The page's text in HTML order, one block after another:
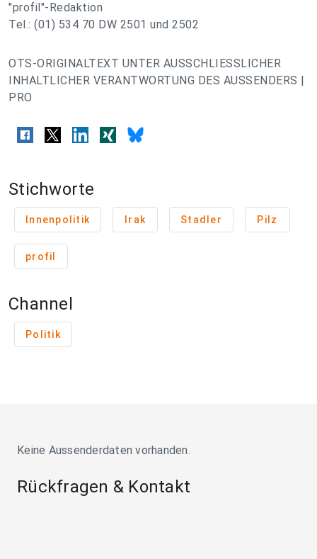
"profil"-Redaktion
Tel.: (01) 534 70 DW 2501 und 2502
OTS-ORIGINALTEXT UNTER AUSSCHLIESSLICHER
INHALTLICHER VERANTWORTUNG DES AUSSENDERS |
PRO
Stichworte
Innenpolitik Irak Stadler Pilz
profil
Channel
Politik
Keine Aussenderdaten vorhanden.
Rückfragen & Kontakt